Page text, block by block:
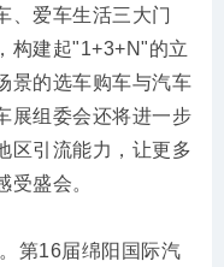
、爱车生活三大门
构建起"1+3+N"的立
景的选车购车与汽车
展组委会还将进一步
区引流能力，让更多
盛会。
第16届绵阳国际汽